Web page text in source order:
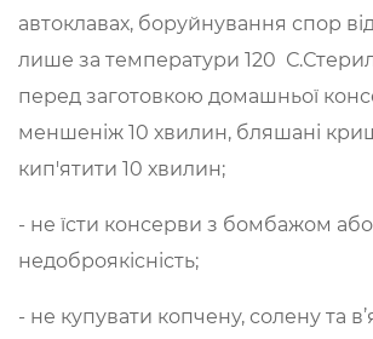
автоклавах, боруйнування спор
лише за температури 120
перед заготовкою домашньої
меншеніж 10 хвилин, бляшані
кип'ятити 10 хвилин;
- не їсти консерви з бомбажом або
недоброякісність;
- не купувати копчену, солену та